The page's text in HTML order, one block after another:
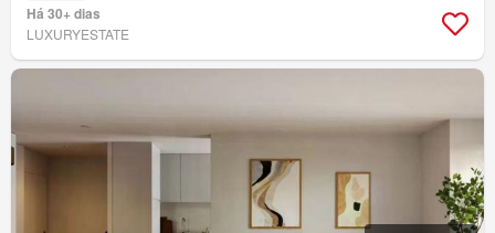
Há 30+ dias
LUXURYESTATE